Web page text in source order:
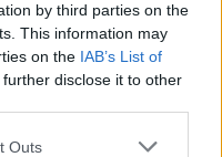
by third parties on the
This information may
on the IAB’s List of
disclose it to other
one or more Google
Outs
για ζητήματα
έξοδα, αλλά και